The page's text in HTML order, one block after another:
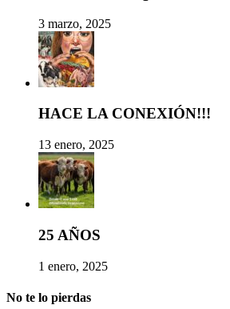
3 marzo, 2025
HACE LA CONEXIÓN!!!
13 enero, 2025
25 AÑOS
1 enero, 2025
No te lo pierdas